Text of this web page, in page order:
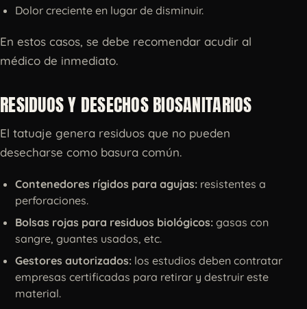
Dolor creciente en lugar de disminuir.
En estos casos, se debe recomendar acudir al
médico de inmediato.
RESIDUOS Y DESECHOS BIOSANITARIOS
El tatuaje genera residuos que no pueden
desecharse como basura común.
Contenedores rígidos para agujas: resistentes a
perforaciones.
Bolsas rojas para residuos biológicos: gasas con
sangre, guantes usados, etc.
Gestores autorizados: los estudios deben contratar
empresas certificadas para retirar y destruir este
material.